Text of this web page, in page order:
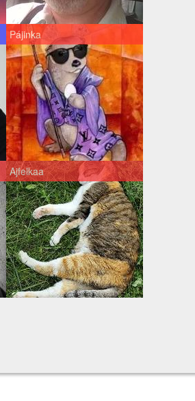
Pájinka
Ajfelkaa